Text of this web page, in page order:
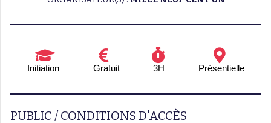
Initiation Gratuit 3H Présentielle
PUBLIC / CONDITIONS D'ACCÈS